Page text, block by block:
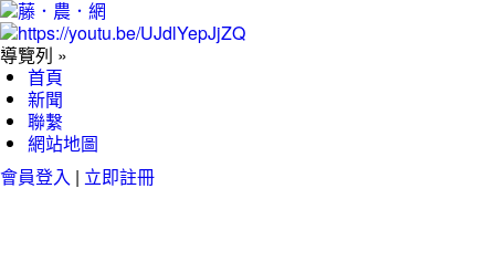
導覽列 »
首頁
新聞
聯繫
網站地圖
會員登入 | 立即註冊